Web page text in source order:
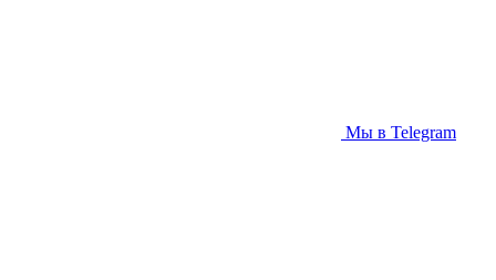
Мы в Telegram